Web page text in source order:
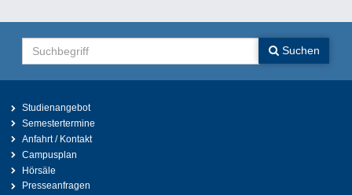
Suchen
Studienangebot
Semestertermine
Anfahrt / Kontakt
Campusplan
Hörsäle
Presseanfragen